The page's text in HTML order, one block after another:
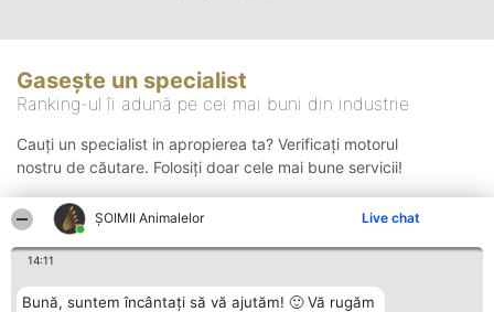
ŞOIMII Animalelor Live chat
14:11
Bună, suntem încântați să vă ajutăm! 🙂 Vă rugăm
Gasește un specialist
Ranking-ul îi adună pe cei mai buni din industrie
Cauți un specialist in apropierea ta? Verificați motorul
nostru de căutare. Folosiți doar cele mai bune servicii!